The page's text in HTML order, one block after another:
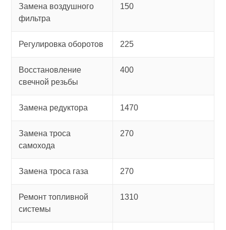
Замена воздушного
фильтра
150
Регулировка оборотов 225
Восстановление
свечной резьбы
400
Замена редуктора 1470
Замена троса
самохода
270
Замена троса газа 270
Ремонт топливной
системы
1310